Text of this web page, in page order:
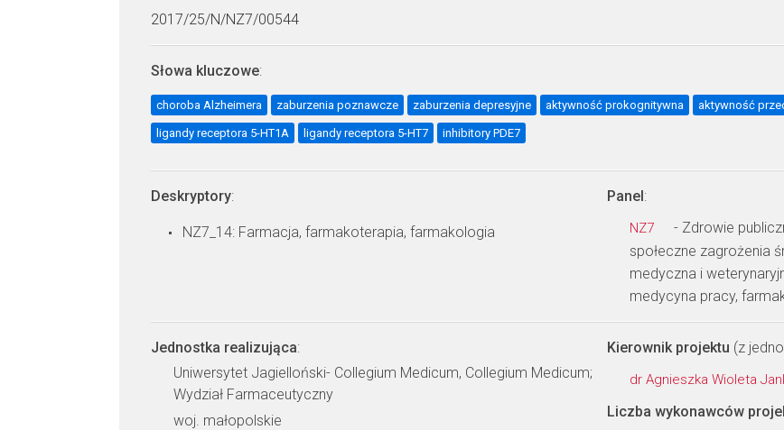
2017/25/N/NZ7/00544
Słowa kluczowe:
choroba Alzheimera zaburzenia poznawcze zaburzenia depresyjne aktywność prokognitywna aktywność
ligandy receptora 5-HT1A ligandy receptora 5-HT7 inhibitory PDE7
Deskryptory:
NZ7_14: Farmacja, farmakoterapia, farmakologia
Panel:
NZ7
- Zdrowie
społeczne zagrożenia
medyczna i
medycyna pracy,
Jednostka realizująca:
Uniwersytet Jagielloński- Collegium Medicum, Collegium Medicum;
Wydział Farmaceutyczny
woj. małopolskie
Kierownik projektu (z
dr Agnieszka Wioleta
Liczba wykonawców